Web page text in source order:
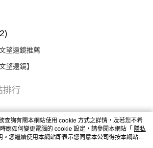
望遠鏡推薦
望遠鏡】
排行
查詢有關本網站使用 cookie 方式之詳情，及若您不希
應如何變更電腦的 cookie 設定，請參閱本網站「 隱私
。您繼續使用本網站即表示您同意本公司得按本網站使
cookie。